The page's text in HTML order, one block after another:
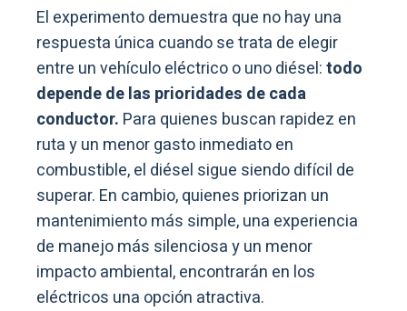
El experimento demuestra que no hay una
respuesta única cuando se trata de elegir
entre un vehículo eléctrico o uno diésel:todo
depende de las prioridades de cada
conductor. Para quienes buscan rapidez en
ruta y un menor gasto inmediato en
combustible, el diésel sigue siendo difícil de
superar. En cambio, quienes priorizan un
mantenimiento más simple, una experiencia
de manejo más silenciosa y un menor
impacto ambiental, encontrarán en los
eléctricos una opción atractiva.